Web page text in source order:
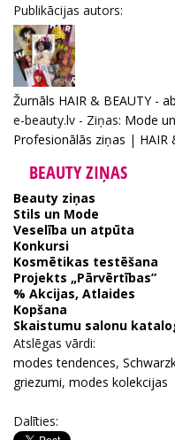
Publikācijas autors:
Žurnāls HAIR & BEAUTY -
e-beauty.lv - Ziņas: Mode
Profesionālās ziņas | HAIR
BEAUTY ZIŅAS
Beauty ziņas
Stils un Mode
Veselība un atpūta
Konkursi
Kosmētikas testēšana
Projekts „Pārvērtības”
% Akcijas, Atlaides
Kopšana
Skaistumu salonu
Atslēgas vārdi:
modes tendences,
griezumi, modes kolekcijas
Dalīties: